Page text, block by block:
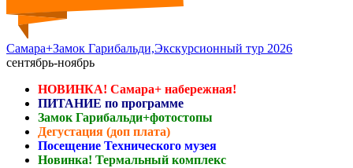
Самара+Замок Гарибальди,Экскурсионный тур 2026
сентябрь-ноябрь
НОВИНКА! Самара+ набережная!
ПИТАНИЕ по программе
Замок Гарибальди+фотостопы
Дегустация (доп плата)
Посещение Технического музея
Новинка! Термальный комплекс